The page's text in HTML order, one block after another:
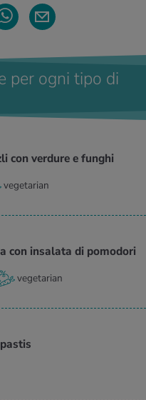
per ogni tipo di
con verdure e funghi
vegetarian
con insalata di pomodori
vegetarian